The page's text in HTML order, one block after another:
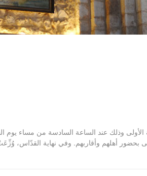
بحضور أهلهم وأقاربهم. وفي نهاية القدّاس، وُزِّعَتْ